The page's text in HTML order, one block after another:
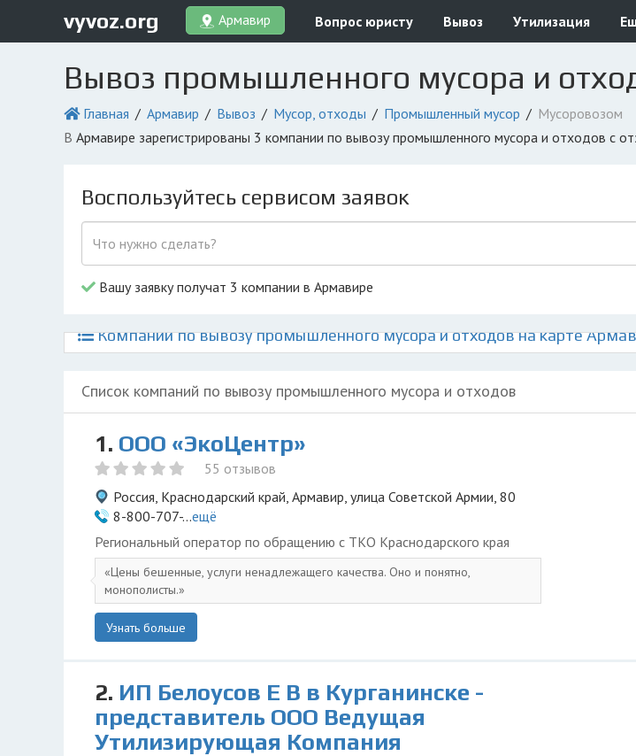
vyvoz.org Армавир Вопрос юристу Вывоз Утилизация
Вывоз промышленного мусора и
Главная Армавир Вывоз Мусор, отходы Промышленный мусор
Мусоровозом
в Армавире зарегистрированы 3 компании по вывозу промышленного мусора и отходов с
Воспользуйтесь сервисом заявок
Вашу заявку получат 3 компании в Армавире
Компании по вывозу промышленного мусора и отходов на карте
Список компаний по вывозу промышленного мусора и отходов
1. ООО «ЭкоЦентр»
55 отзывов
Россия, Краснодарский край, Армавир, улица Советской Армии, 80
8-800-707-...ещё
Региональный оператор по обращению с ТКО Краснодарского края
Цены бешенные, услуги ненадлежащего качества. Оно и понятно,
монополисты.
Узнать больше
2. ИП Белоусов Е В в Курганинске -
представитель ООО Ведущая
Утилизирующая Компания